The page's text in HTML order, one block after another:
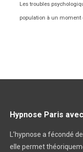
Les troubles
population à un moment
Hypnose Paris
L’hypnose a fécondé
elle permet